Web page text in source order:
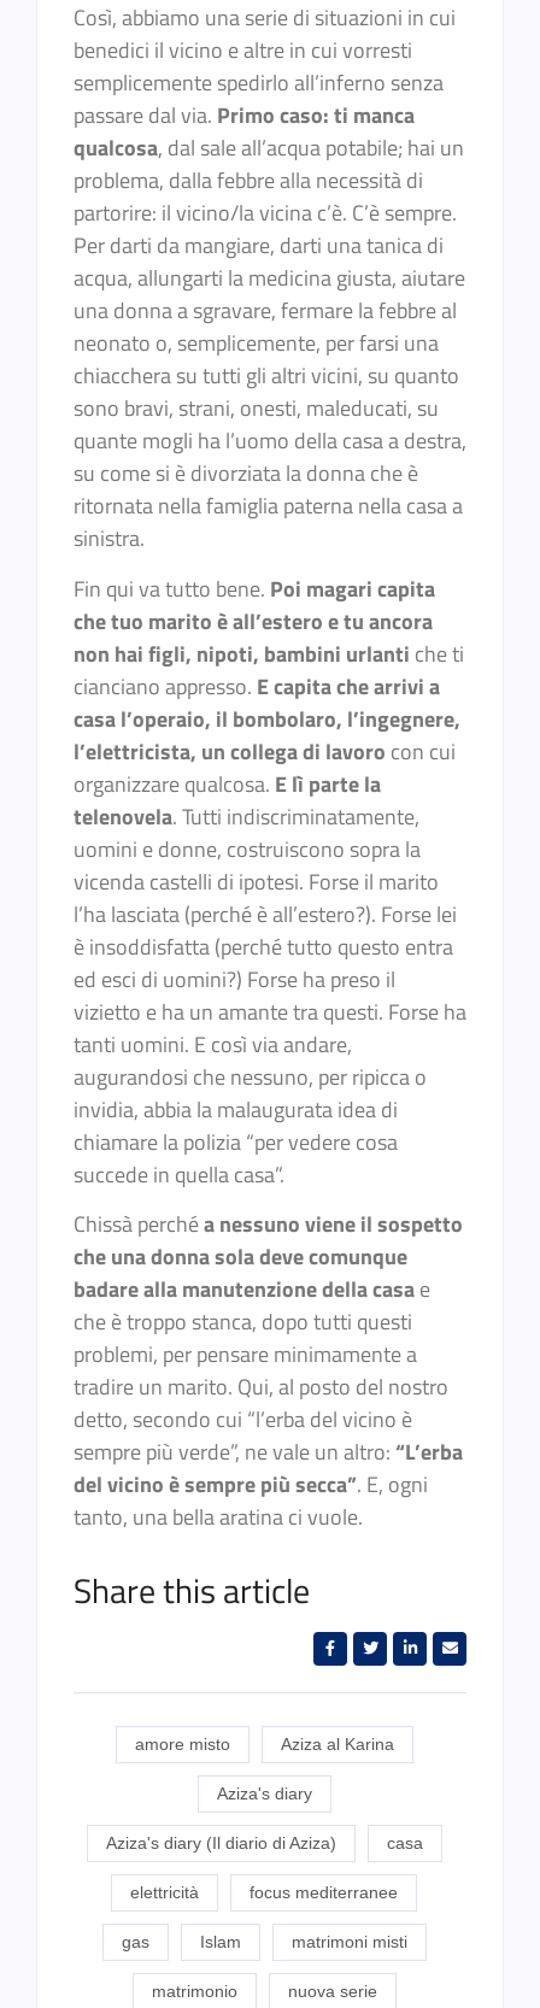
Così, abbiamo una serie di situazioni in cui
benedici il vicino e altre in cui vorresti
semplicemente spedirlo all’inferno senza
passare dal via. Primo caso: ti manca
qualcosa, dal sale all’acqua potabile; hai un
problema, dalla febbre alla necessità di
partorire: il vicino/la vicina c’è. C’è sempre.
Per darti da mangiare, darti una tanica di
acqua, allungarti la medicina giusta, aiutare
una donna a sgravare, fermare la febbre al
neonato o, semplicemente, per farsi una
chiacchera su tutti gli altri vicini, su quanto
sono bravi, strani, onesti, maleducati, su
quante mogli ha l’uomo della casa a destra,
su come si è divorziata la donna che è
ritornata nella famiglia paterna nella casa a
sinistra.
Fin qui va tutto bene. Poi magari capita
che tuo marito è all’estero e tu ancora
non hai figli, nipoti, bambini urlanti che ti
cianciano appresso. E capita che arrivi a
casa l’operaio, il bombolaro, l’ingegnere,
l’elettricista, un collega di lavoro con cui
organizzare qualcosa. E lì parte la
telenovela. Tutti indiscriminatamente,
uomini e donne, costruiscono sopra la
vicenda castelli di ipotesi. Forse il marito
l’ha lasciata (perché è all’estero?). Forse lei
è insoddisfatta (perché tutto questo entra
ed esci di uomini?) Forse ha preso il
vizietto e ha un amante tra questi. Forse ha
tanti uomini. E così via andare,
augurandosi che nessuno, per ripicca o
invidia, abbia la malaugurata idea di
chiamare la polizia “per vedere cosa
succede in quella casa”.
Chissà perchéa nessuno viene il sospetto
che una donna sola deve comunque
badare alla manutenzione della casae
che è troppo stanca, dopo tutti questi
problemi, per pensare minimamente a
tradire un marito. Qui, al posto del nostro
detto, secondo cui “l’erba del vicino è
sempre più verde”, ne vale un altro: “L’erba
del vicino è sempre più secca”. E, ogni
tanto, una bella aratina ci vuole.
Share this article
amore misto Aziza al Karina
Aziza's diary
Aziza's diary (Il diario di Aziza) casa
elettricità focus mediterranee
gas Islam matrimoni misti
matrimonio nuova serie